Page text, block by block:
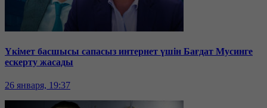
Үкімет басшысы сапасыз интернет үшін Бағдат Мусинге
ескерту жасады
26 января, 19:37